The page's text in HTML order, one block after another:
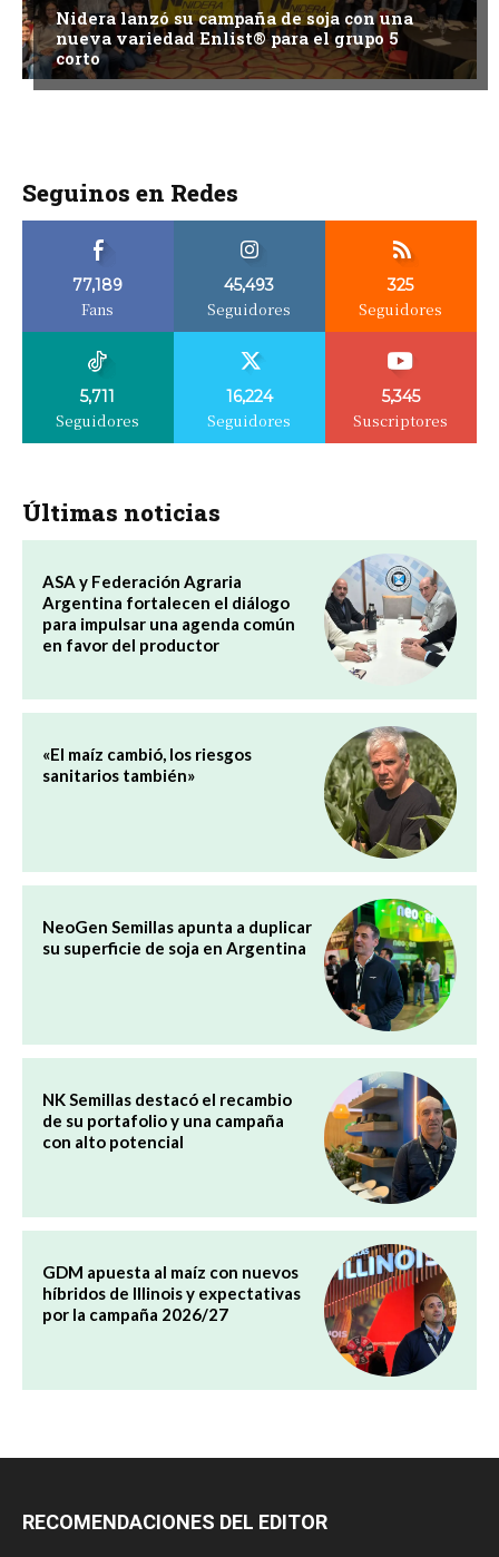
Nidera lanzó su campaña de soja con una
nueva variedad Enlist® para el grupo 5
corto
Seguinos en Redes
77,189
Fans
45,493
Seguidores
325
Seguidores
5,711
Seguidores
16,224
Seguidores
5,345
Suscriptores
Últimas noticias
ASA y Federación Agraria
Argentina fortalecen el diálogo
para impulsar una agenda común
en favor del productor
«El maíz cambió, los riesgos
sanitarios también»
NeoGen Semillas apunta a duplicar
su superficie de soja en Argentina
NK Semillas destacó el recambio
de su portafolio y una campaña
con alto potencial
GDM apuesta al maíz con nuevos
híbridos de Illinois y expectativas
por la campaña 2026/27
RECOMENDACIONES DEL EDITOR